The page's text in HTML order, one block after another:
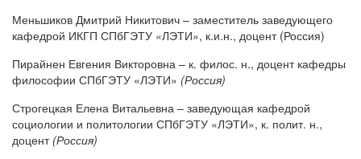
Меньшиков Дмитрий Никитович – заместитель заведующего
кафедрой ИКГП СПбГЭТУ «ЛЭТИ», к.и.н., доцент (Россия)
Пирайнен Евгения Викторовна – к. филос. н., доцент кафедры
философии СПбГЭТУ «ЛЭТИ» (Россия)
Строгецкая Елена Витальевна – заведующая кафедрой
социологии и политологии СПбГЭТУ «ЛЭТИ», к. полит. н.,
доцент (Россия)